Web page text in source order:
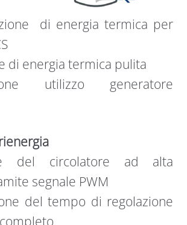
di energia termica per
di energia termica pulita
utilizzo generatore
del circolatore ad alta
segnale PWM
del tempo di regolazione